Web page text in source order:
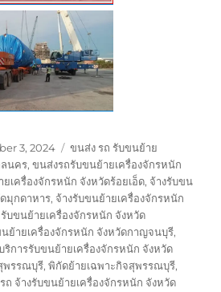
3, 2024 Tags
ขนส่ง รถ รับขนย้าย
ลนคร,ขนส่งรถรับขนย้ายเครื่องจักรหนัก
เครื่องจักรหนัก จังหวัดร้อยเอ็ด, จ้างรับขน
มุกดาหาร, จ้างรับขนย้ายเครื่องจักรหนัก
รับขนย้ายเครื่องจักรหนัก จังหวัด
นย้ายเครื่องจักรหนัก จังหวัดกาญจนบุรี,
ริการรับขนย้ายเครื่องจักรหนัก จังหวัด
พรรณบุรี,พิกัดย้ายเฉพาะกิจสุพรรณบุรี,
รถ จ้างรับขนย้ายเครื่องจักรหนัก จังหวัด